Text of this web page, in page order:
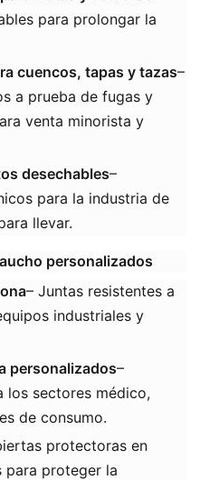
para prolongar la
cuencos, tapas y tazas​–
a prueba de fugas y
venta minorista y
desechables​–
para la industria de
llevar.
personalizados
​– Juntas resistentes a
industriales y
personalizados–
los sectores médico,
de consumo.
protectoras en
para proteger la